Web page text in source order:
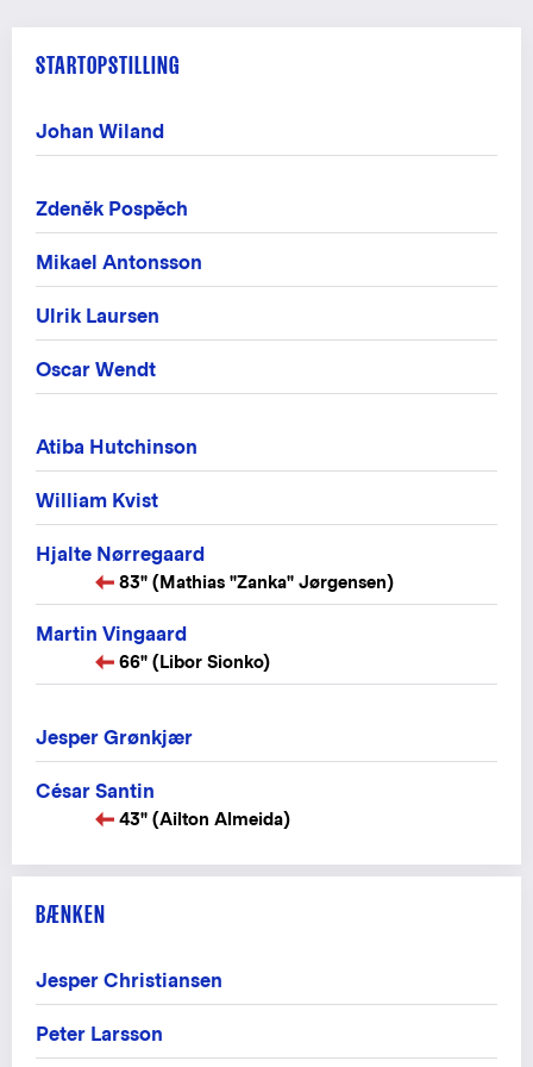
STARTOPSTILLING
Johan Wiland
Zdeněk Pospěch
Mikael Antonsson
Ulrik Laursen
Oscar Wendt
Atiba Hutchinson
William Kvist
Hjalte Nørregaard
83" (Mathias "Zanka" Jørgensen)
Martin Vingaard
66" (Libor Sionko)
Jesper Grønkjær
César Santin
43" (Ailton Almeida)
BÆNKEN
Jesper Christiansen
Peter Larsson